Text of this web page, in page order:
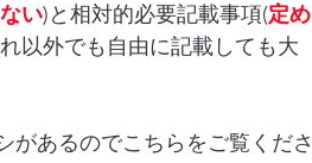
い)と相対的必要記載事項(定め
以外でも自由に記載しても大
があるのでこちらをご覧くださ